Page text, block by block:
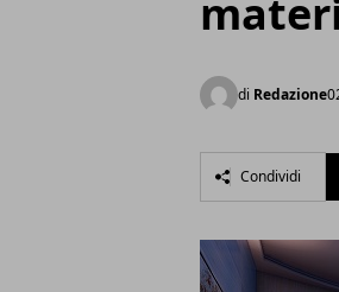
di Redazione
Condividi